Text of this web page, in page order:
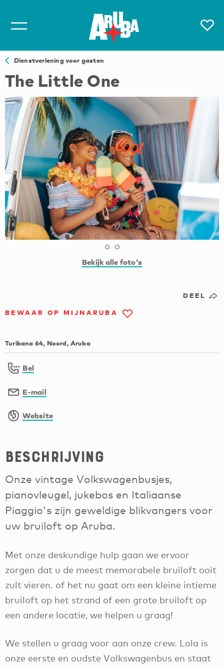
Dienstverlening voor gasten
The Little One
Bekijk alle foto‘s
DEEL
BEWAAR OP MIJNARUBA
Turibana 64, Noord, Aruba
Bel
E-mail
Website
Beschrijving
Onze vintage Volkswagenbusjes,
pianovleugel, jukebos en Italiaanse
Piaggio's zijn geweldige blikvangers voor
uw bruiloft op Aruba.
Met onze deskundige hulp gaan we ervoor
zorgen dat u de meest memorabele bruiloft ooit
zult vieren. of het nu gaat om een kleine intieme
bruiloft op het strand of een grote bruiloft op
een andere locatie, we helpen u graag!
We stellen u graag voor aan onze crew. Lola is
onze eerste en oudste Volkswagenbus en staat